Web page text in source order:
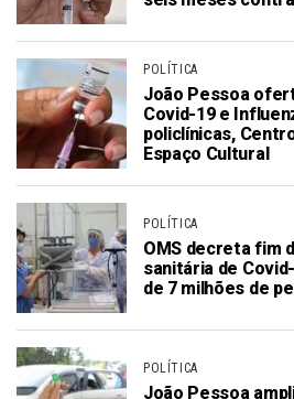
POLÍTICA
João Pessoa
Covid-19 e
policlínicas,
Espaço Cultural
POLÍTICA
OMS decreta fim
sanitária de
de 7 milhões de
POLÍTICA
João Pessoa